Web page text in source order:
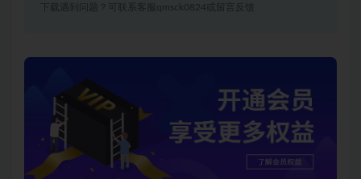
下载遇到问题？可联系客服qmsck0824或留言反馈